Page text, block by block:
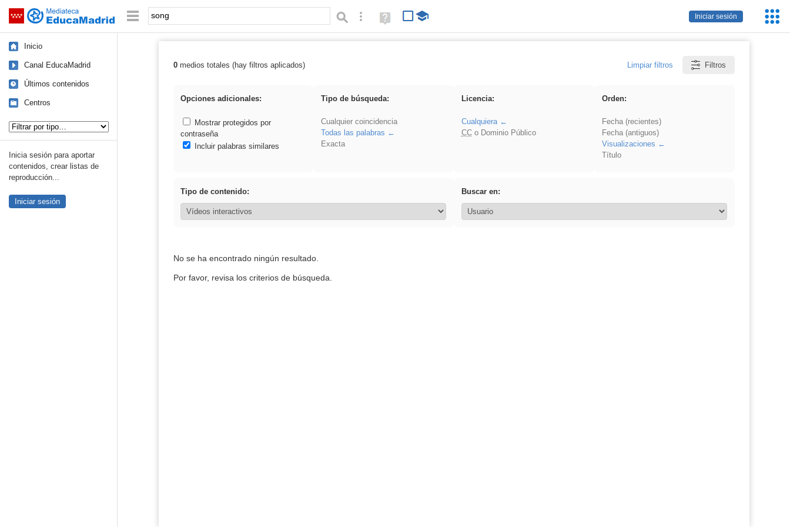
Saltar navegación
Iniciar sesión
Palabra o frase: Búsqueda avanzada
Ayuda
(en
Inicio
Canal EducaMadrid
Últimos contenidos
Centros
Inicia sesión para aportar
contenidos, crear listas de
reproducción...
Iniciar sesión
Resultados de: song
0medios totales (hay filtros aplicados) Limpiar filtros Filtros
Opciones adicionales:
Mostrar protegidos por
contraseña
Incluir palabras similares
Tipo de búsqueda:
Cualquier coincidencia
Todas las palabras
Exacta
Licencia:
Cualquiera
CCo Dominio Público
Orden:
Fecha (recientes)
Fecha (antiguos)
Visualizaciones
Título
Tipo de contenido: Buscar en:
No se ha encontrado ningún resultado.
Por favor, revisa los criterios de búsqueda.